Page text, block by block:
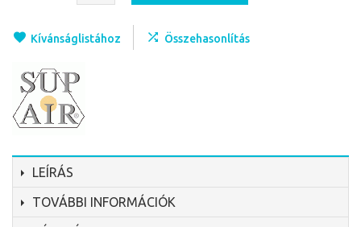
Kívánságlistához Összehasonlítás
LEÍRÁS
TOVÁBBI INFORMÁCIÓK